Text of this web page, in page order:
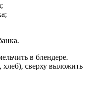
в блендере.
хлеб), сверху выложить